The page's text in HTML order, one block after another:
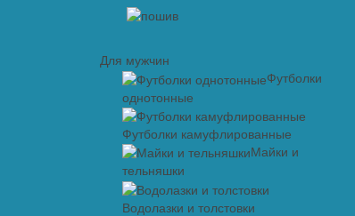
Для мужчин
Футболки
однотонные
Футболки камуфлированные
Майки и
тельняшки
Водолазки и толстовки